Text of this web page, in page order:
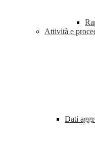
Attività e
Dati